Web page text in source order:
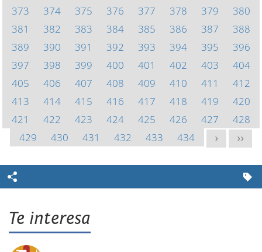
373
374 375 376 377 378 379
380
381
382 383 384 385 386 387
388
389
390 391 392 393 394 395
396
397
398 399 400 401 402 403
404
405
406 407 408 409 410 411
412
413
414 415 416 417 418 419
420
421
422 423 424 425 426 427
428
429
430 431 432 433 434 > >>
Te interesa